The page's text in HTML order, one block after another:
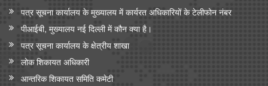
पत्र सूचना कार्यालय के मुख्यालय में कार्यरत अधिकारियों के टेलीफोन नंबर
पीआईबी, मुख्यालय नई दिल्ली में कौन क्या है।
पत्र सूचना कार्यालय के क्षेत्रीय शाखा
लोक शिकायत अधिकारी
आन्‍तरिक शिकायत समिति कमेटी